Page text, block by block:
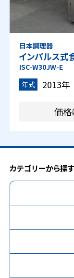
日本調理器
インパルス式
ISC-W30JW-E
年式
2013年
価格
カテゴリーから探す